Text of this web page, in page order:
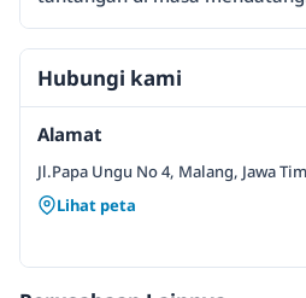
Hubungi kami
Alamat
Jl.Papa Ungu No 4, Malang, Jawa
Lihat peta